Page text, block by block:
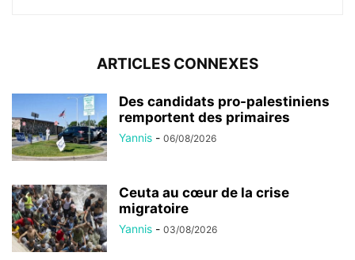
ARTICLES CONNEXES
Des candidats pro-palestiniens
remportent des primaires
Yannis - 06/08/2026
Ceuta au cœur de la crise
migratoire
Yannis - 03/08/2026